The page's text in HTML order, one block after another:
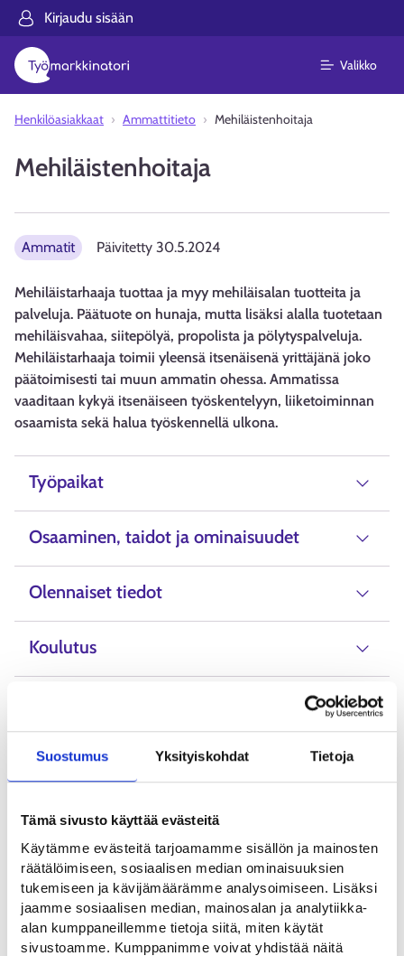
Suostumus Yksityiskohdat Tietoja
Tämä sivusto käyttää evästeitä
Käytämme evästeitä tarjoamamme sisällön ja mainosten
räätälöimiseen, sosiaalisen median ominaisuuksien
tukemiseen ja kävijämäärämme analysoimiseen. Lisäksi
jaamme sosiaalisen median, mainosalan ja analytiikka-
alan kumppaneillemme tietoja siitä, miten käytät
sivustoamme. Kumppanimme voivat yhdistää näitä
Kirjaudu sisään
Valikko
Henkilöasiakkaat Ammattitieto Mehiläistenhoitaja
Mehiläistenhoitaja
Ammatit Päivitetty 30.5.2024
Mehiläistarhaaja tuottaa ja myy mehiläisalan tuotteita ja
palveluja. Päätuote on hunaja, mutta lisäksi alalla tuotetaan
mehiläisvahaa, siitepölyä, propolista ja pölytyspalveluja.
Mehiläistarhaaja toimii yleensä itsenäisenä yrittäjänä joko
päätoimisesti tai muun ammatin ohessa. Ammatissa
vaaditaan kykyä itsenäiseen työskentelyyn, liiketoiminnan
osaamista sekä halua työskennellä ulkona.
Työpaikat
Osaaminen, taidot ja ominaisuudet
Olennaiset tiedot
Koulutus
Vaihtoehtoiset ammattinimikkeet
Luonnonvara- ja ympäristöala